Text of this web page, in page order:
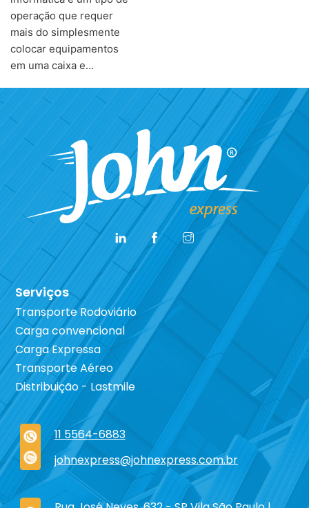
operação que requer
mais do simplesmente
colocar equipamentos
em uma caixa e…
Serviços
Transporte Rodoviário
Carga convencional
Carga Expressa
Transporte Aéreo
Distribuição - Lastmile
11 5564-6883
johnexpress@johnexpress.com.br